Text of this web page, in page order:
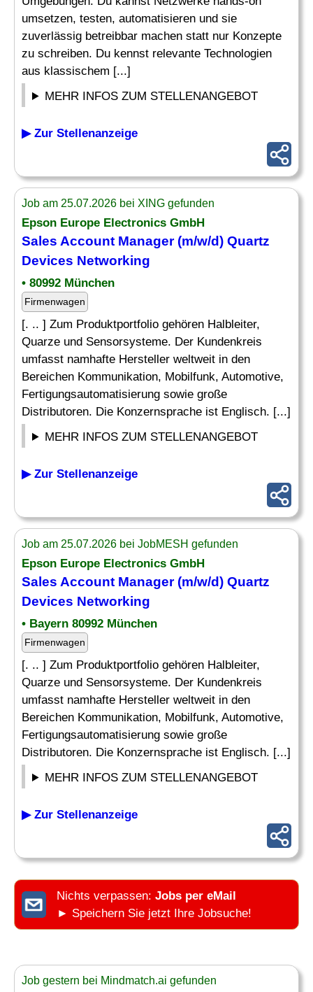
umsetzen, testen, automatisieren und sie
zuverlässig betreibbar machen statt nur Konzepte
zu schreiben. Du kennst relevante Technologien
aus klassischem [...]
MEHR INFOS ZUM STELLENANGEBOT
▶ Zur Stellenanzeige
Job am 25.07.2026 bei XING gefunden
Epson Europe Electronics GmbH
Sales Account Manager (m/w/d) Quartz
Devices Networking
• 80992 München
Firmenwagen
[. .. ] Zum Produktportfolio gehören Halbleiter,
Quarze und Sensorsysteme. Der Kundenkreis
umfasst namhafte Hersteller weltweit in den
Bereichen Kommunikation, Mobilfunk, Automotive,
Fertigungsautomatisierung sowie große
Distributoren. Die Konzernsprache ist Englisch. [...]
MEHR INFOS ZUM STELLENANGEBOT
▶ Zur Stellenanzeige
Job am 25.07.2026 bei JobMESH gefunden
Epson Europe Electronics GmbH
Sales Account Manager (m/w/d) Quartz
Devices Networking
• Bayern 80992 München
Firmenwagen
[. .. ] Zum Produktportfolio gehören Halbleiter,
Quarze und Sensorsysteme. Der Kundenkreis
umfasst namhafte Hersteller weltweit in den
Bereichen Kommunikation, Mobilfunk, Automotive,
Fertigungsautomatisierung sowie große
Distributoren. Die Konzernsprache ist Englisch. [...]
MEHR INFOS ZUM STELLENANGEBOT
▶ Zur Stellenanzeige
Nichts verpassen: Jobs per eMail
► Speichern Sie jetzt Ihre Jobsuche!
Job gestern bei Mindmatch.ai gefunden